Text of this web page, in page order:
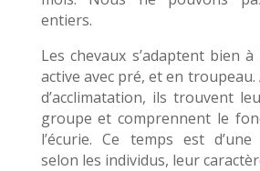
entiers.
Les chevaux s’adaptent bien
active avec pré, et en
d’acclimatation, ils trouvent
groupe et comprennent le
l’écurie. Ce temps est
selon les individus, leur